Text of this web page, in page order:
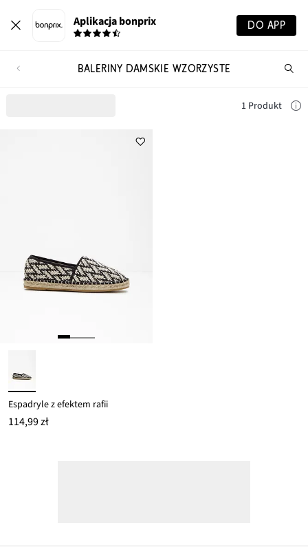
Aplikacja bonprix DO APP
BALERINY DAMSKIE WZORZYSTE
1 Produkt
Espadryle z efektem rafii
114,99 zł